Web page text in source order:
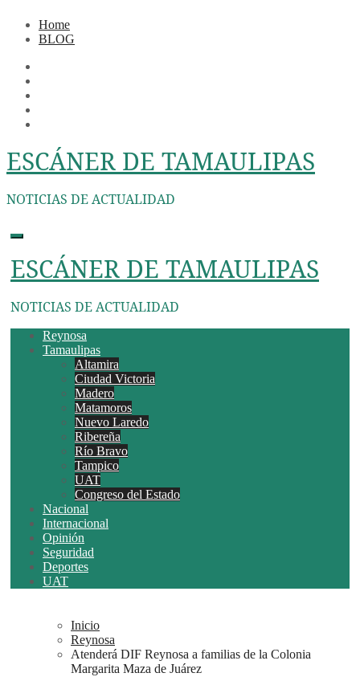
Home
BLOG
ESCÁNER DE TAMAULIPAS
NOTICIAS DE ACTUALIDAD
ESCÁNER DE TAMAULIPAS
NOTICIAS DE ACTUALIDAD
Reynosa
Tamaulipas
Altamira
Ciudad Victoria
Madero
Matamoros
Nuevo Laredo
Ribereña
Río Bravo
Tampico
UAT
Congreso del Estado
Nacional
Internacional
Opinión
Seguridad
Deportes
UAT
Inicio
Reynosa
Atenderá DIF Reynosa a familias de la Colonia
Margarita Maza de Juárez